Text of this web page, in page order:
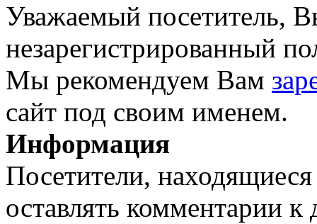
Уважаемый посетитель,
незарегистрированный
Мы рекомендуем Вам
сайт под своим именем.
Информация
Посетители,
оставлять комментарии